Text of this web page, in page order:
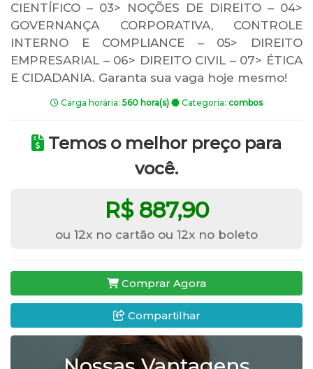
CIENTÍFICO – 03> NOÇÕES DE DIREITO – 04>
GOVERNANÇA CORPORATIVA, CONTROLE
INTERNO E COMPLIANCE – 05> DIREITO
EMPRESARIAL – 06> DIREITO CIVIL – 07> ÉTICA
E CIDADANIA. Garanta sua vaga hoje mesmo!
Carga horária:560 hora(s) Categoria: combos
Temos o melhor preço para
você.
R$ 887,90
ou 12x no cartão ou 12x no boleto
Comprar Agora
Compartilhar